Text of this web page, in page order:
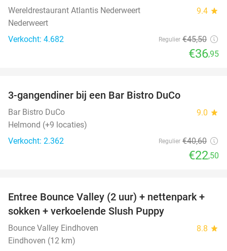
Wereldrestaurant Atlantis Nederweert 9.4 star
Nederweert
Verkocht: 4.682
Regulier €45,50
€36,95
3-gangendiner bij een Bar Bistro DuCo
Bar Bistro DuCo 9.0 star
Helmond (+9 locaties)
Verkocht: 2.362
Regulier €40,60
€22,50
46%
Entree Bounce Valley (2 uur) + nettenpark +
sokken + verkoelende Slush Puppy
Bounce Valley Eindhoven 8.8 star
Eindhoven (12 km)